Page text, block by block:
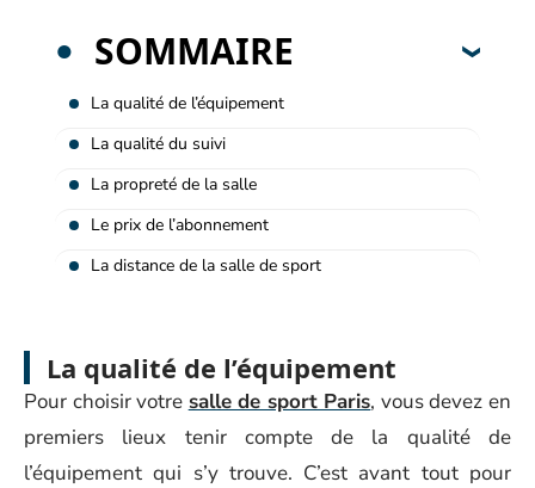
SOMMAIRE
La qualité de l’équipement
La qualité du suivi
La propreté de la salle
Le prix de l’abonnement
La distance de la salle de sport
La qualité de l’équipement
Pour choisir votre salle de sport Paris, vous devez en
premiers lieux tenir compte de la qualité de
l’équipement qui s’y trouve. C’est avant tout pour